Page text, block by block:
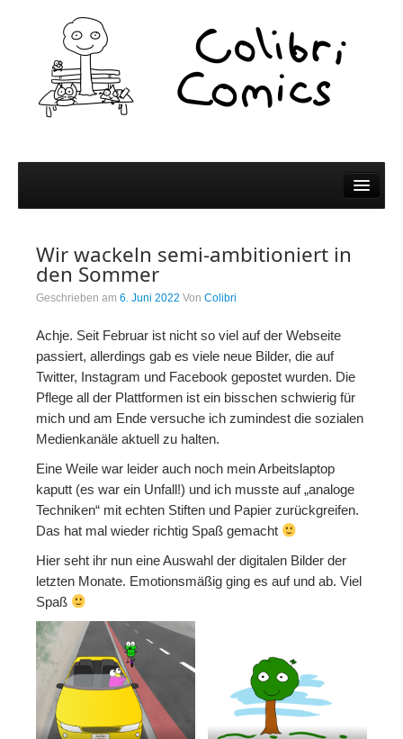
Comics
Colibri Wissen
Spiel und Spaß
Wer wir sind
Folgen
Mastodon
Bluesky
Facebook
X
Merch
Redbubble
Spreadshirt
Wir wackeln semi-ambitioniert in
den Sommer
Geschrieben am 6. Juni 2022 Von Colibri
Achje. Seit Februar ist nicht so viel auf der Webseite
passiert, allerdings gab es viele neue Bilder, die auf
Twitter, Instagram und Facebook gepostet wurden. Die
Pflege all der Plattformen ist ein bisschen schwierig für
mich und am Ende versuche ich zumindest die sozialen
Medienkanäle aktuell zu halten.
Eine Weile war leider auch noch mein Arbeitslaptop
kaputt (es war ein Unfall!) und ich musste auf „analoge
Techniken“ mit echten Stiften und Papier zurückgreifen.
Das hat mal wieder richtig Spaß gemacht
Hier seht ihr nun eine Auswahl der digitalen Bilder der
letzten Monate. Emotionsmäßig ging es auf und ab. Viel
Spaß